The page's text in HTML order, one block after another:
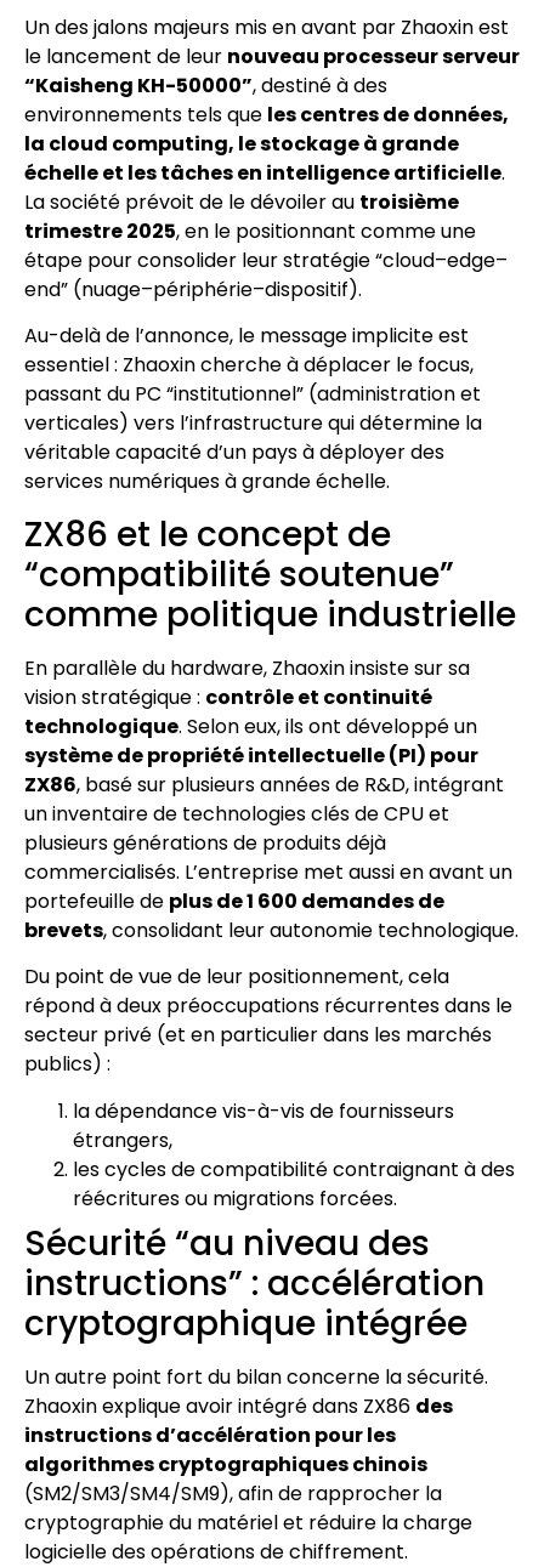
Un des jalons majeurs mis en avant par Zhaoxin est
le lancement de leur nouveau processeur serveur
“Kaisheng KH-50000”, destiné à des
environnements tels que les centres de données,
la cloud computing, le stockage à grande
échelle et les tâches en intelligence artificielle.
La société prévoit de le dévoiler au troisième
trimestre 2025, en le positionnant comme une
étape pour consolider leur stratégie “cloud–edge–
end” (nuage–périphérie–dispositif).
Au-delà de l’annonce, le message implicite est
essentiel : Zhaoxin cherche à déplacer le focus,
passant du PC “institutionnel” (administration et
verticales) vers l’infrastructure qui détermine la
véritable capacité d’un pays à déployer des
services numériques à grande échelle.
ZX86 et le concept de
“compatibilité soutenue”
comme politique industrielle
En parallèle du hardware, Zhaoxin insiste sur sa
vision stratégique : contrôle et continuité
technologique. Selon eux, ils ont développé un
système de propriété intellectuelle (PI) pour
ZX86, basé sur plusieurs années de R&D, intégrant
un inventaire de technologies clés de CPU et
plusieurs générations de produits déjà
commercialisés. L’entreprise met aussi en avant un
portefeuille de plus de 1 600 demandes de
brevets, consolidant leur autonomie technologique.
Du point de vue de leur positionnement, cela
répond à deux préoccupations récurrentes dans le
secteur privé (et en particulier dans les marchés
publics) :
la dépendance vis-à-vis de fournisseurs
étrangers,
les cycles de compatibilité contraignant à des
réécritures ou migrations forcées.
Sécurité “au niveau des
instructions” : accélération
cryptographique intégrée
Un autre point fort du bilan concerne la sécurité.
Zhaoxin explique avoir intégré dans ZX86 des
instructions d’accélération pour les
algorithmes cryptographiques chinois
(SM2/SM3/SM4/SM9), afin de rapprocher la
cryptographie du matériel et réduire la charge
logicielle des opérations de chiffrement.